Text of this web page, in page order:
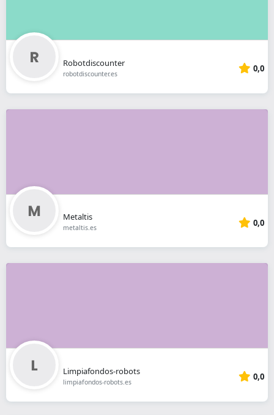
Robotdiscounter
robotdiscounter.es 0,0
Metaltis
metaltis.es 0,0
Limpiafondos-robots
limpiafondos-robots.es 0,0